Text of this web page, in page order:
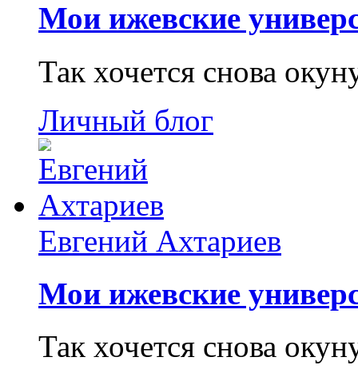
Мои ижевские
Так хочется снова
Личный блог
Евгений Ахтариев
Мои ижевские
Так хочется снова